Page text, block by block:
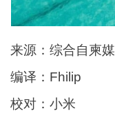
来源：综合自柬媒
编译：Fhilip
校对：小米